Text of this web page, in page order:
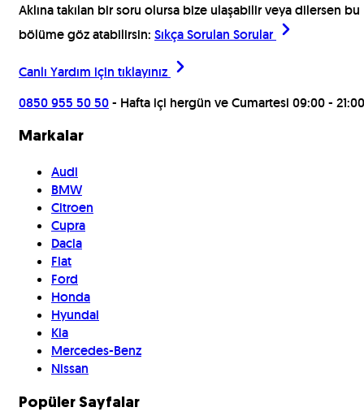
Aklına takılan bir soru olursa bize ulaşabilir veya dilersen bu
bölüme göz atabilirsin: Sıkça Sorulan Sorular
Canlı Yardım için tıklayınız
0850 955 50 50- Hafta içi hergün ve Cumartesi 09:00 - 21:00
Markalar
Audi
BMW
Citroen
Cupra
Dacia
Fiat
Ford
Honda
Hyundai
Kia
Mercedes-Benz
Nissan
Popüler Sayfalar